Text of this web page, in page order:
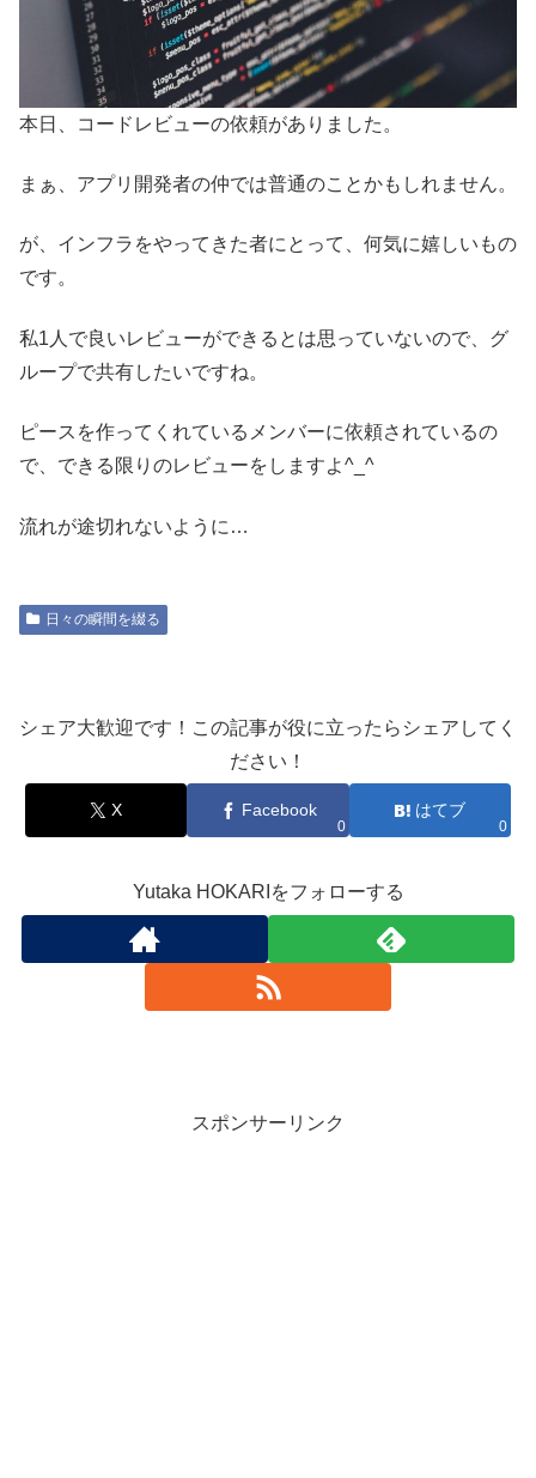
本日、コードレビューの依頼がありました。
まぁ、アプリ開発者の仲では普通のことかもしれません。
が、インフラをやってきた者にとって、何気に嬉しいもの
です。
私1人で良いレビューができるとは思っていないので、グ
ループで共有したいですね。
ピースを作ってくれているメンバーに依頼されているの
で、できる限りのレビューをしますよ^_^
流れが途切れないように…
日々の瞬間を綴る
シェア大歓迎です！この記事が役に立ったらシェアしてく
ださい！
X Facebook
0
はてブ
0
Yutaka HOKARIをフォローする
スポンサーリンク